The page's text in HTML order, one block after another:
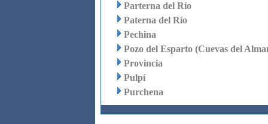
Parterna del Río
Paterna del Río
Pechina
Pozo del Esparto (Cuevas del
Provincia
Pulpí
Purchena